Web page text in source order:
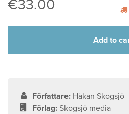
€33.00
Add to
Författare: Håkan Skogsjö
Förlag: Skogsjö media